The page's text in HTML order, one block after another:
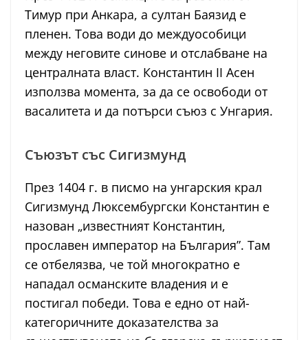
Тимур при Анкара, а султан Баязид е
пленен. Това води до междуособици
между неговите синове и отслабване на
централната власт. Константин II Асен
използва момента, за да се освободи от
васалитета и да потърси съюз с Унгария.
Съюзът със Сигизмунд
През 1404 г. в писмо на унгарския крал
Сигизмунд Люксембургски Константин е
назован „известният Константин,
прославен император на България”. Там
се отбелязва, че той многократно е
нападал османските владения и е
постигал победи. Това е едно от най-
категоричните доказателства за